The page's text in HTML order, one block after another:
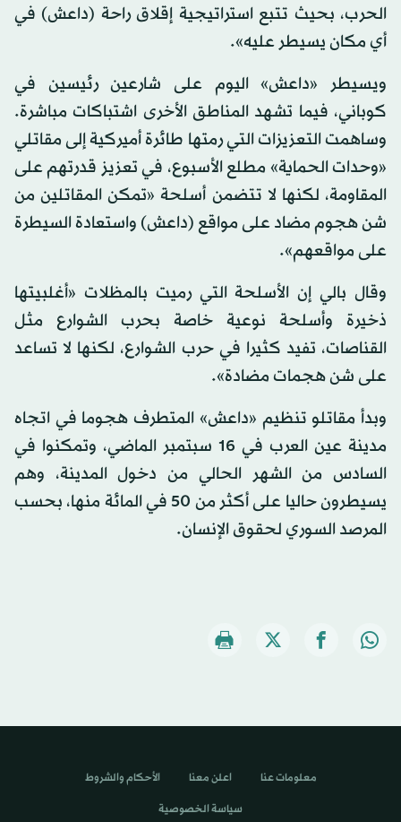
الحرب، بحيث تتبع استراتيجية إقلاق راحة (داعش) في
أي مكان يسيطر عليه».
ويسيطر «داعش» اليوم على شارعين رئيسين في
كوباني، فيما تشهد المناطق الأخرى اشتباكات مباشرة.
وساهمت التعزيزات التي رمتها طائرة أميركية إلى مقاتلي
«وحدات الحماية» مطلع الأسبوع، في تعزيز قدرتهم على
المقاومة، لكنها لا تتضمن أسلحة «تمكن المقاتلين من
شن هجوم مضاد على مواقع (داعش) واستعادة السيطرة
على مواقعهم».
وقال بالي إن الأسلحة التي رميت بالمظلات «أغلبيتها
ذخيرة وأسلحة نوعية خاصة بحرب الشوارع مثل
القناصات، تفيد كثيرا في حرب الشوارع، لكنها لا تساعد
على شن هجمات مضادة».
وبدأ مقاتلو تنظيم «داعش» المتطرف هجوما في اتجاه
مدينة عين العرب في 16 سبتمبر الماضي، وتمكنوا في
السادس من الشهر الحالي من دخول المدينة، وهم
يسيطرون حاليا على أكثر من 50 في المائة منها، بحسب
المرصد السوري لحقوق الإنسان.
معلومات عنا اعلن معنا الأحكام والشروط
سياسة الخصوصية